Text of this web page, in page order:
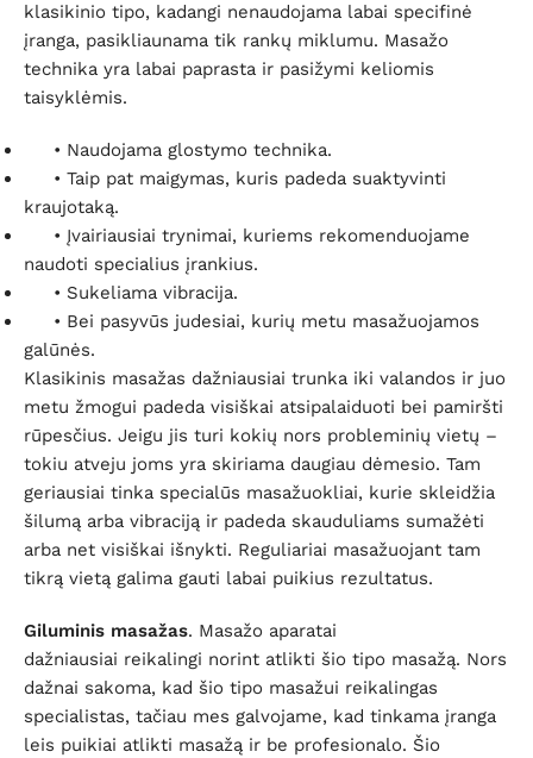
klasikinio tipo, kadangi nenaudojama labai specifinė
įranga, pasikliaunama tik rankų miklumu. Masažo
technika yra labai paprasta ir pasižymi keliomis
taisyklėmis.
• Naudojama glostymo technika.
• Taip pat maigymas, kuris padeda suaktyvinti
kraujotaką.
• Įvairiausiai trynimai, kuriems rekomenduojame
naudoti specialius įrankius.
• Sukeliama vibracija.
• Bei pasyvūs judesiai, kurių metu masažuojamos
galūnės.
Klasikinis masažas dažniausiai trunka iki valandos ir juo
metu žmogui padeda visiškai atsipalaiduoti bei pamiršti
rūpesčius. Jeigu jis turi kokių nors probleminių vietų –
tokiu atveju joms yra skiriama daugiau dėmesio. Tam
geriausiai tinka specialūs masažuokliai, kurie skleidžia
šilumą arba vibraciją ir padeda skauduliams sumažėti
arba net visiškai išnykti. Reguliariai masažuojant tam
tikrą vietą galima gauti labai puikius rezultatus.
Giluminis masažas. Masažo aparatai
dažniausiai reikalingi norint atlikti šio tipo masažą. Nors
dažnai sakoma, kad šio tipo masažui reikalingas
specialistas, tačiau mes galvojame, kad tinkama įranga
leis puikiai atlikti masažą ir be profesionalo. Šio